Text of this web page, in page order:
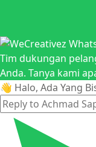
Tim dukungan
Anda. Tanya kami
👋 Halo, Ada Yang